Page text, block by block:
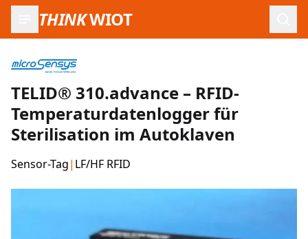
THINKWIOT
TELID® 310.advance – RFID-
Temperaturdatenlogger für
Sterilisation im Autoklaven
Sensor-Tag| LF/HF RFID